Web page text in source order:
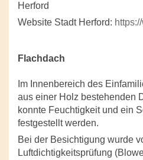
Herford
Website Stadt Herford:
Flachdach
Im Innenbereich des
aus einer Holz bestehenden
konnte Feuchtigkeit und ein
festgestellt werden.
Bei der Besichtigung wurde
Luftdichtigkeitsprüfung